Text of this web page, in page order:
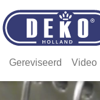
Gereviseerd Video